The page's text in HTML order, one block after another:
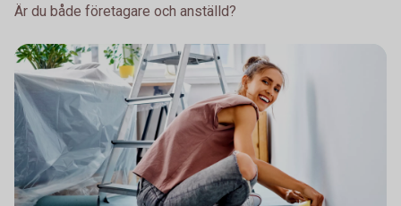
Är du både företagare och anställd?